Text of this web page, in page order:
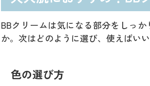
BBクリームは気になる部分をしっ
か。次はどのように選び、使えばい
色の選び方